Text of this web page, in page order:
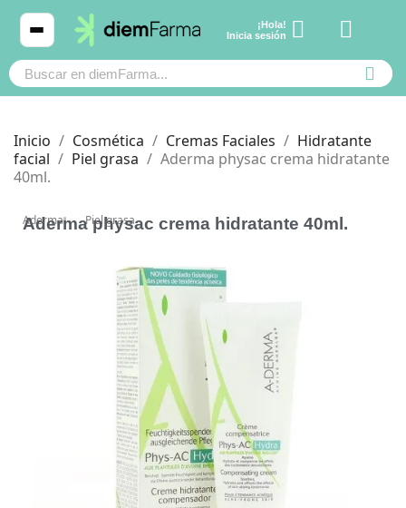
Bebé y mamá
Productos naturales y dietética
Mascotas
Protección solar
¡Hola!
Inicia sesión
Ver carrito
Bebé y mamá
Productos naturales y dietética
Mascotas
Protección solar
Inicio Cosmética Cremas Faciales
Hidratante
facial
Piel grasa
Aderma physac crema hidratante
40ml.
Aderma Piel grasa
Aderma physac crema hidratante 40ml.